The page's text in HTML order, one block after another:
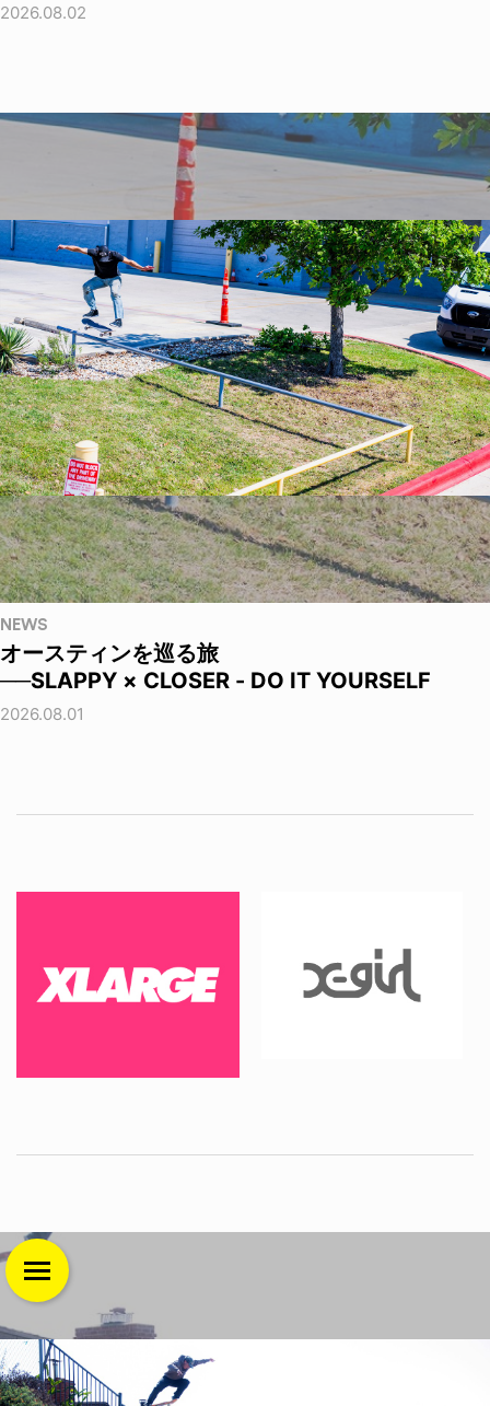
2026.08.02
NEWS
オースティンを巡る旅
──SLAPPY × CLOSER - DO IT YOURSELF
2026.08.01